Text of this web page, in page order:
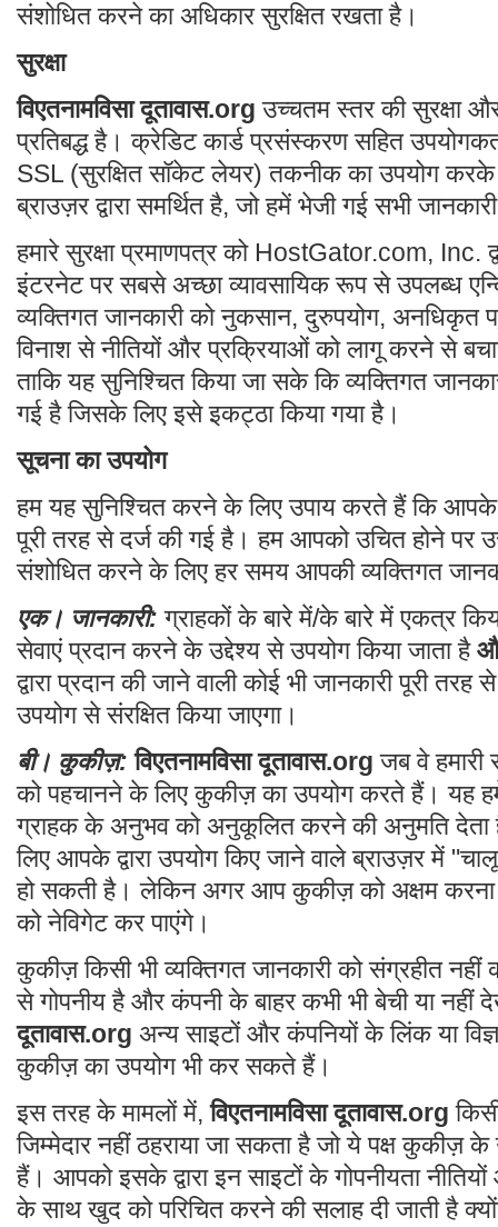
संशोधित करने का अधिकार सुरक्षित रखता है।
सुरक्षा
विएतनामविसा दूतावास.org उच्चतम स्तर की सुरक्षा
प्रतिबद्ध है। क्रेडिट कार्ड प्रसंस्करण सहित
SSL (सुरक्षित सॉकेट लेयर) तकनीक का उपयोग
ब्राउज़र द्वारा समर्थित है, जो हमें भेजी गई सभी
हमारे सुरक्षा प्रमाणपत्र को HostGator.com, Inc.
इंटरनेट पर सबसे अच्छा व्यावसायिक रूप से उपलब्ध
व्यक्तिगत जानकारी को नुकसान, दुरुपयोग, अनधिकृत
विनाश से नीतियों और प्रक्रियाओं को लागू करने से
ताकि यह सुनिश्चित किया जा सके कि व्यक्तिगत
गई है जिसके लिए इसे इकट्ठा किया गया है।
सूचना का उपयोग
हम यह सुनिश्चित करने के लिए उपाय करते हैं कि आपके
पूरी तरह से दर्ज की गई है। हम आपको उचित होने पर
संशोधित करने के लिए हर समय आपकी व्यक्तिगत
एक। जानकारी: ग्राहकों के बारे में/के बारे में एकत्र
सेवाएं प्रदान करने के उद्देश्य से उपयोग किया जाता है
द्वारा प्रदान की जाने वाली कोई भी जानकारी पूरी
उपयोग से संरक्षित किया जाएगा।
बी। कुकीज़: विएतनामविसा दूतावास.org जब वे हमारी
को पहचानने के लिए कुकीज़ का उपयोग करते हैं। यह
ग्राहक के अनुभव को अनुकूलित करने की अनुमति
लिए आपके द्वारा उपयोग किए जाने वाले ब्राउज़र में
हो सकती है। लेकिन अगर आप कुकीज़ को अक्षम
को नेविगेट कर पाएंगे।
कुकीज़ किसी भी व्यक्तिगत जानकारी को संग्रहीत नहीं
से गोपनीय है और कंपनी के बाहर कभी भी बेची या नहीं
दूतावास.org अन्य साइटों और कंपनियों के लिंक या
कुकीज़ का उपयोग भी कर सकते हैं।
इस तरह के मामलों में,विएतनामविसा दूतावास.org
जिम्मेदार नहीं ठहराया जा सकता है जो ये पक्ष कुकीज़
हैं। आपको इसके द्वारा इन साइटों के गोपनीयता
के साथ खुद को परिचित करने की सलाह दी जाती है